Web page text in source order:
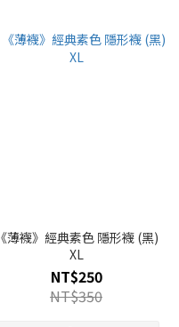
《薄襪》經典素色 隱形襪 (黑)
XL
NT$250
NT$350